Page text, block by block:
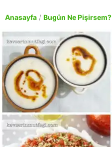
Anasayfa / Bugün Ne Pişirsem?